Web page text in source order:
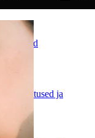
Bodymod
Tagastused ja